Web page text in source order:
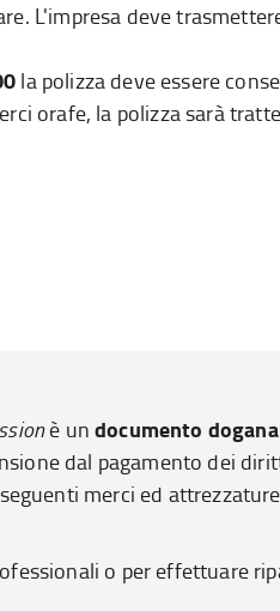
L'impresa deve
la polizza deve essere
orafe, la polizza sarà
è undocumento
dal pagamento dei
merci ed
o per effettuare